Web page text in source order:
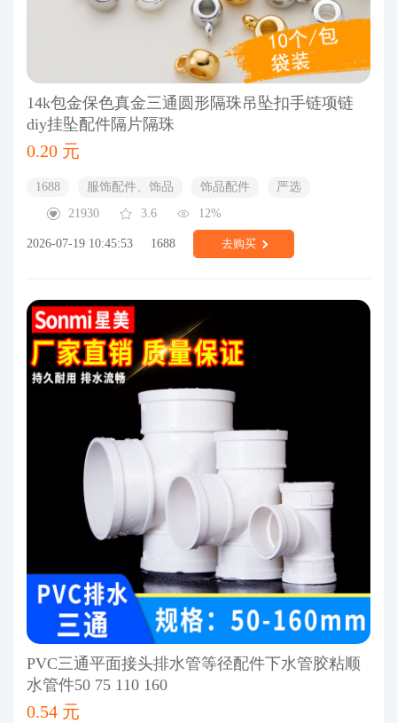
14k包金保色真金三通圆形隔珠吊坠扣手链项链
diy挂坠配件隔片隔珠
0.20 元
1688 服饰配件、饰品 饰品配件
严选
21930
3.6 12%
2026-07-19 10:45:53 1688 去购买
PVC三通平面接头排水管等径配件下水管胶粘顺
水管件50 75 110 160
0.54 元